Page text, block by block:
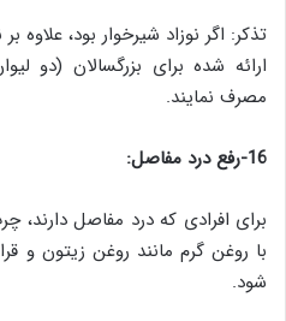
تذکر: اگر نوزاد شیرخوار بود، علاوه
ارائه شده برای بزرگسالان (دو
مصرف نمایند.
16-رفع درد مفاصل:
برای افرادی که درد مفاصل
با روغن گرم مانند روغن زیتون و
شود.